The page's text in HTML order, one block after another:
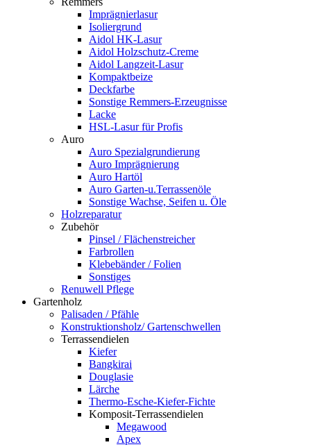
Imprägnierlasur
Isoliergrund
Aidol HK-Lasur
Aidol Holzschutz-Creme
Aidol Langzeit-Lasur
Kompaktbeize
Deckfarbe
Sonstige Remmers-Erzeugnisse
Lacke
HSL-Lasur für Profis
Auro
Auro Spezialgrundierung
Auro Imprägnierung
Auro Hartöl
Auro Garten-u.Terrassenöle
Sonstige Wachse, Seifen u. Öle
Holzreparatur
Zubehör
Pinsel / Flächenstreicher
Farbrollen
Klebebänder / Folien
Sonstiges
Renuwell Pflege
Gartenholz
Palisaden / Pfähle
Konstruktionsholz/ Gartenschwellen
Terrassendielen
Kiefer
Bangkirai
Douglasie
Lärche
Thermo-Esche-Kiefer-Fichte
Komposit-Terrassendielen
Megawood
Apex